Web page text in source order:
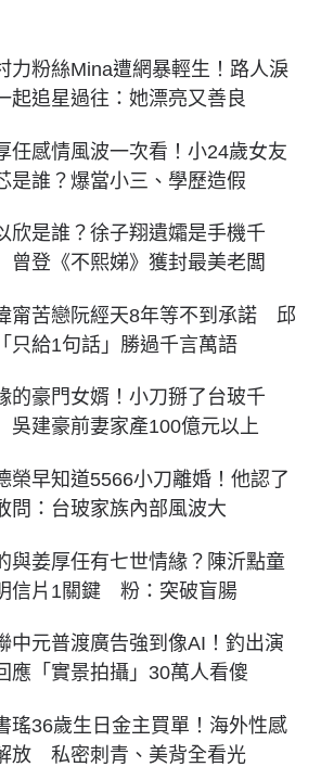
力粉絲Mina遭網暴輕生！路人淚
起追星過往：她漂亮又善良
任感情風波一次看！小24歲女友
是誰？爆當小三、學歷造假
欣是誰？徐子翔遺孀是手機千
登《不熙娣》獲封最美老闆
甯苦戀阮經天8年等不到承諾 邱
只給1句話」勝過千言萬語
的豪門女婿！小刀掰了台玻千
建豪前妻家產100億元以上
榮早知道5566小刀離婚！他認了
問：台玻家族內部風波大
與姜厚任有七世情緣？陳沂點童
信片1關鍵 粉：突破盲腸
中元普渡廣告強到像AI！釣出演
應「實景拍攝」30萬人看傻
瑤36歲生日金主買單！海外性感
放 私密刺青、美背全看光